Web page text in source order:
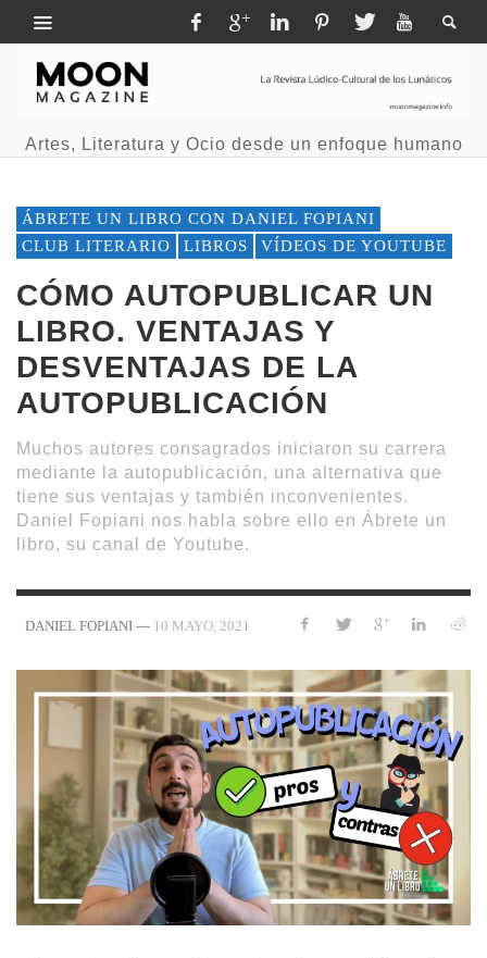
Artes, Literatura y Ocio desde un enfoque humano
ÁBRETE UN LIBRO CON DANIEL FOPIANI
CLUB LITERARIO
LIBROS VÍDEOS DE YOUTUBE
CÓMO AUTOPUBLICAR UN
LIBRO. VENTAJAS Y
DESVENTAJAS DE LA
AUTOPUBLICACIÓN
Muchos autores consagrados iniciaron su carrera
mediante la autopublicación, una alternativa que
tiene sus ventajas y también inconvenientes.
Daniel Fopiani nos habla sobre ello en Ábrete un
libro, su canal de Youtube.
DANIEL FOPIANI — 10 MAYO, 2021